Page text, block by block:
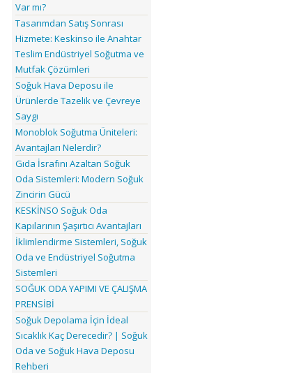
Var mı?
Tasarımdan Satış Sonrası
Hizmete: Keskinso ile Anahtar
Teslim Endüstriyel Soğutma ve
Mutfak Çözümleri
Soğuk Hava Deposu ile
Ürünlerde Tazelik ve Çevreye
Saygı
Monoblok Soğutma Üniteleri:
Avantajları Nelerdir?
Gıda İsrafını Azaltan Soğuk
Oda Sistemleri: Modern Soğuk
Zincirin Gücü
KESKİNSO Soğuk Oda
Kapılarının Şaşırtıcı Avantajları
İklimlendirme Sistemleri, Soğuk
Oda ve Endüstriyel Soğutma
Sistemleri
SOĞUK ODA YAPIMI VE ÇALIŞMA
PRENSİBİ
Soğuk Depolama İçin İdeal
Sıcaklık Kaç Derecedir? | Soğuk
Oda ve Soğuk Hava Deposu
Rehberi